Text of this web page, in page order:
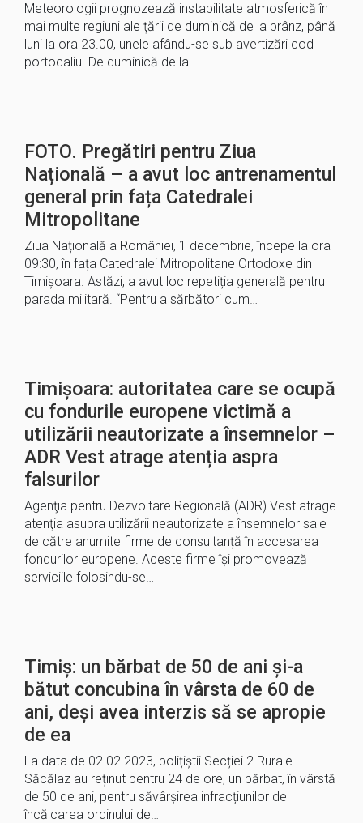
Meteorologii prognozează instabilitate atmosferică în
mai multe regiuni ale ţării de duminică de la prânz, până
luni la ora 23.00, unele afându-se sub avertizări cod
portocaliu. De duminică de la…
FOTO. Pregătiri pentru Ziua
Națională – a avut loc antrenamentul
general prin fața Catedralei
Mitropolitane
Ziua Națională a României, 1 decembrie, începe la ora
09:30, în fața Catedralei Mitropolitane Ortodoxe din
Timișoara. Astăzi, a avut loc repetiția generală pentru
parada militară. “Pentru a sărbători cum…
Timișoara: autoritatea care se ocupă
cu fondurile europene victimă a
utilizării neautorizate a însemnelor –
ADR Vest atrage atenția aspra
falsurilor
Agenţia pentru Dezvoltare Regională (ADR) Vest atrage
atenţia asupra utilizării neautorizate a însemnelor sale
de către anumite firme de consultanță în accesarea
fondurilor europene. Aceste firme îşi promovează
serviciile folosindu-se…
Timiș: un bărbat de 50 de ani și-a
bătut concubina în vârsta de 60 de
ani, deși avea interzis să se apropie
de ea
La data de 02.02.2023, polițiștii Secției 2 Rurale
Săcălaz au reținut pentru 24 de ore, un bărbat, în vârstă
de 50 de ani, pentru săvârșirea infracțiunilor de
încălcarea ordinului de…